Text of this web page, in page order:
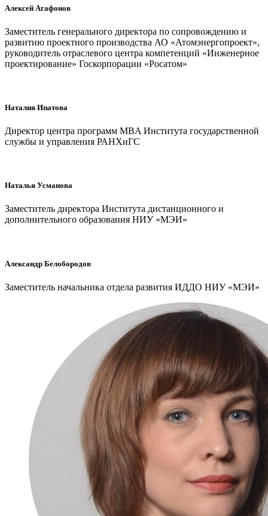
Алексей Агафонов
Заместитель генерального директора по сопровождению и
развитию проектного производства АО «Атомэнергопроект»,
руководитель отраслевого центра компетенций «Инженерное
проектирование» Госкорпорации «Росатом»
Наталия Ипатова
Директор центра программ MBA Института государственной
службы и управления РАНХиГС
Наталья Усманова
Заместитель директора Института дистанционного и
дополнительного образования НИУ «МЭИ»
Александр Белобородов
Заместитель начальника отдела развития ИДДО НИУ «МЭИ»